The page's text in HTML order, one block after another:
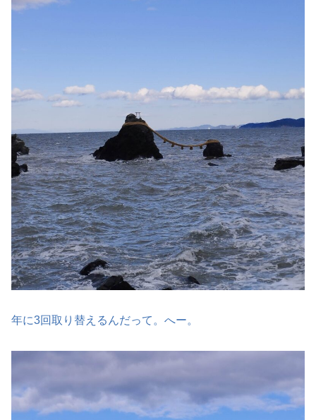
年に3回取り替えるんだって。へー。